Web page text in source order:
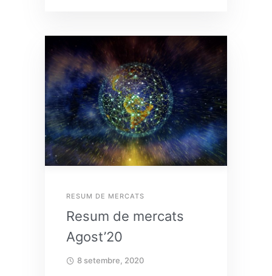
RESUM DE MERCATS
Resum de mercats
Agost’20
8 setembre, 2020